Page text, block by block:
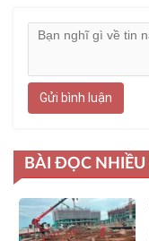
Gửi bình luận
BÀI ĐỌC NHIỀU